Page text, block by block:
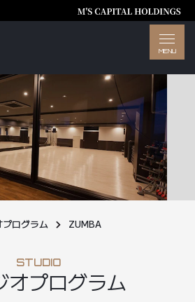
プログラム ZUMBA
STUDIO
オプログラム